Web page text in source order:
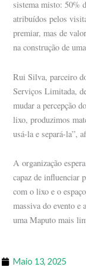
sistema misto: 50%
atribuídos pelos
premiar, mas de
na construção de
Rui Silva, parceiro
Serviços Limitada,
mudar a percepção
lixo, produzimos
usá-la e separá-la”,
A organização
capaz de influenciar
com o lixo e o
massiva do evento e
uma Maputo mais
Maio 13, 2025